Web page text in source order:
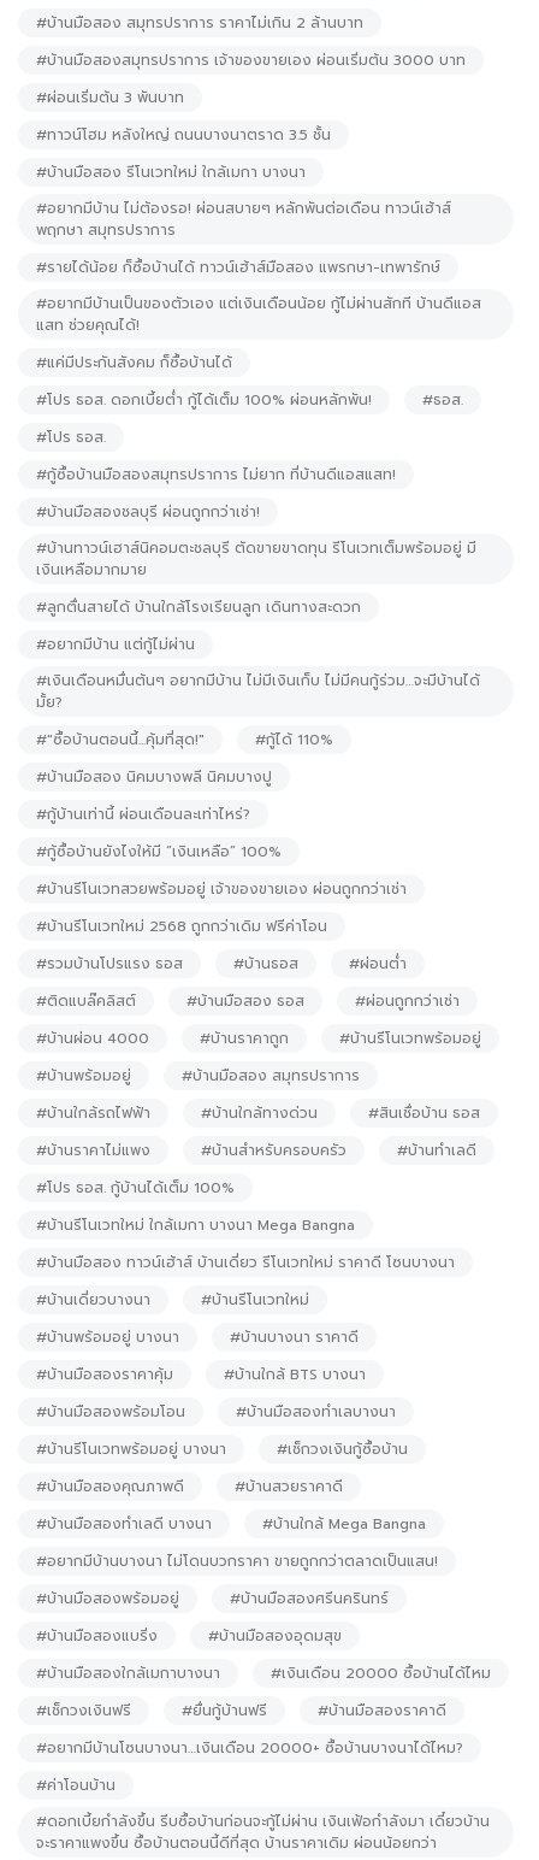
#บ้านมือสอง สมุทรปราการ ราคาไม่เกิน 2 ล้านบาท
#บ้านมือสองสมุทรปราการ เจ้าของขายเอง ผ่อนเริ่มต้น 3000 บาท
#ผ่อนเริ่มต้น 3 พันบาท
#ทาวน์โฮม หลังใหญ่ ถนนบางนาตราด 3.5 ชั้น
#บ้านมือสอง รีโนเวทใหม่ ใกล้เมกา บางนา
#อยากมีบ้าน ไม่ต้องรอ! ผ่อนสบายๆ หลักพันต่อเดือน ทาวน์เฮ้าส์
พฤกษา สมุทรปราการ
#รายได้น้อย ก็ซื้อบ้านได้ ทาวน์เฮ้าส์มือสอง แพรกษา-เทพารักษ์
#อยากมีบ้านเป็นของตัวเอง แต่เงินเดือนน้อย กู้ไม่ผ่านสักที บ้านดีแอส
แสท ช่วยคุณได้!
#แค่มีประกันสังคม ก็ซื้อบ้านได้
#โปร ธอส. ดอกเบี้ยต่ำ กู้ได้เต็ม 100% ผ่อนหลักพัน!
#ธอส.
#โปร ธอส.
#กู้ซื้อบ้านมือสองสมุทรปราการ ไม่ยาก ที่บ้านดีแอสแสท!
#บ้านมือสองชลบุรี ผ่อนถูกกว่าเช่า!
#บ้านทาวน์เฮาส์นิคอมตะชลบุรี ตัดขายขาดทุน รีโนเวทเต็มพร้อมอยู่ มี
เงินเหลือมากมาย
#ลูกตื่นสายได้ บ้านใกล้โรงเรียนลูก เดินทางสะดวก
#อยากมีบ้าน แต่กู้ไม่ผ่าน
#เงินเดือนหมื่นต้นๆ อยากมีบ้าน ไม่มีเงินเก็บ ไม่มีคนกู้ร่วม…จะมีบ้านได้
มั้ย?
#"ซื้อบ้านตอนนี้...คุ้มที่สุด!"
#กู้ได้ 110%
#บ้านมือสอง นิคมบางพลี นิคมบางปู
#กู้บ้านเท่านี้ ผ่อนเดือนละเท่าไหร่?
#กู้ซื้อบ้านยังไงให้มี “เงินเหลือ” 100%
#บ้านรีโนเวทสวยพร้อมอยู่ เจ้าของขายเอง ผ่อนถูกกว่าเช่า
#บ้านรีโนเวทใหม่ 2568 ถูกกว่าเดิม ฟรีค่าโอน
#รวมบ้านโปรแรง ธอส
#บ้านธอส
#ผ่อนต่ำ
#ติดแบล๊คลิสต์
#บ้านมือสอง ธอส
#ผ่อนถูกกว่าเช่า
#บ้านผ่อน 4000
#บ้านราคาถูก
#บ้านรีโนเวทพร้อมอยู่
#บ้านพร้อมอยู่
#บ้านมือสอง สมุทรปราการ
#บ้านใกล้รถไฟฟ้า
#บ้านใกล้ทางด่วน
#สินเชื่อบ้าน ธอส
#บ้านราคาไม่แพง
#บ้านสำหรับครอบครัว
#บ้านทำเลดี
#โปร ธอส. กู้บ้านได้เต็ม 100%
#บ้านรีโนเวทใหม่ ใกล้เมกา บางนา Mega Bangna
#บ้านมือสอง ทาวน์เฮ้าส์ บ้านเดี่ยว รีโนเวทใหม่ ราคาดี โซนบางนา
#บ้านเดี่ยวบางนา
#บ้านรีโนเวทใหม่
#บ้านพร้อมอยู่ บางนา
#บ้านบางนา ราคาดี
#บ้านมือสองราคาคุ้ม
#บ้านใกล้ BTS บางนา
#บ้านมือสองพร้อมโอน
#บ้านมือสองทำเลบางนา
#บ้านรีโนเวทพร้อมอยู่ บางนา
#เช็กวงเงินกู้ซื้อบ้าน
#บ้านมือสองคุณภาพดี
#บ้านสวยราคาดี
#บ้านมือสองทำเลดี บางนา
#บ้านใกล้ Mega Bangna
#อยากมีบ้านบางนา ไม่โดนบวกราคา ขายถูกกว่าตลาดเป็นแสน!
#บ้านมือสองพร้อมอยู่
#บ้านมือสองศรีนครินทร์
#บ้านมือสองแบริ่ง
#บ้านมือสองอุดมสุข
#บ้านมือสองใกล้เมกาบางนา
#เงินเดือน 20000 ซื้อบ้านได้ไหม
#เช็กวงเงินฟรี
#ยื่นกู้บ้านฟรี
#บ้านมือสองราคาดี
#อยากมีบ้านโซนบางนา…เงินเดือน 20000+ ซื้อบ้านบางนาได้ไหม?
#ค่าโอนบ้าน
#ดอกเบี้ยกำลังขึ้น รีบซื้อบ้านก่อนจะกู้ไม่ผ่าน เงินเฟ้อกำลังมา เดี๋ยวบ้าน
จะราคาแพงขึ้น ซื้อบ้านตอนนี้ดีที่สุด บ้านราคาเดิม ผ่อนน้อยกว่า